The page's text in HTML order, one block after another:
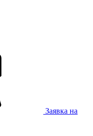
Заявка на